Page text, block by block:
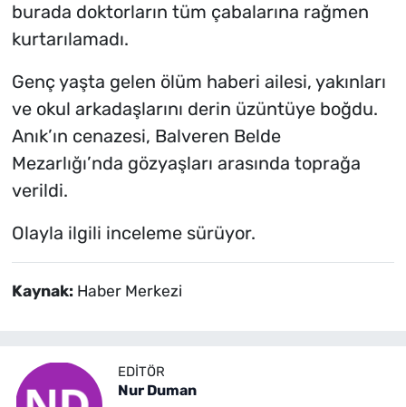
burada doktorların tüm çabalarına rağmen
kurtarılamadı.
Genç yaşta gelen ölüm haberi ailesi, yakınları
ve okul arkadaşlarını derin üzüntüye boğdu.
Anık’ın cenazesi, Balveren Belde
Mezarlığı’nda gözyaşları arasında toprağa
verildi.
Olayla ilgili inceleme sürüyor.
Kaynak: Haber Merkezi
EDITÖR
Nur Duman